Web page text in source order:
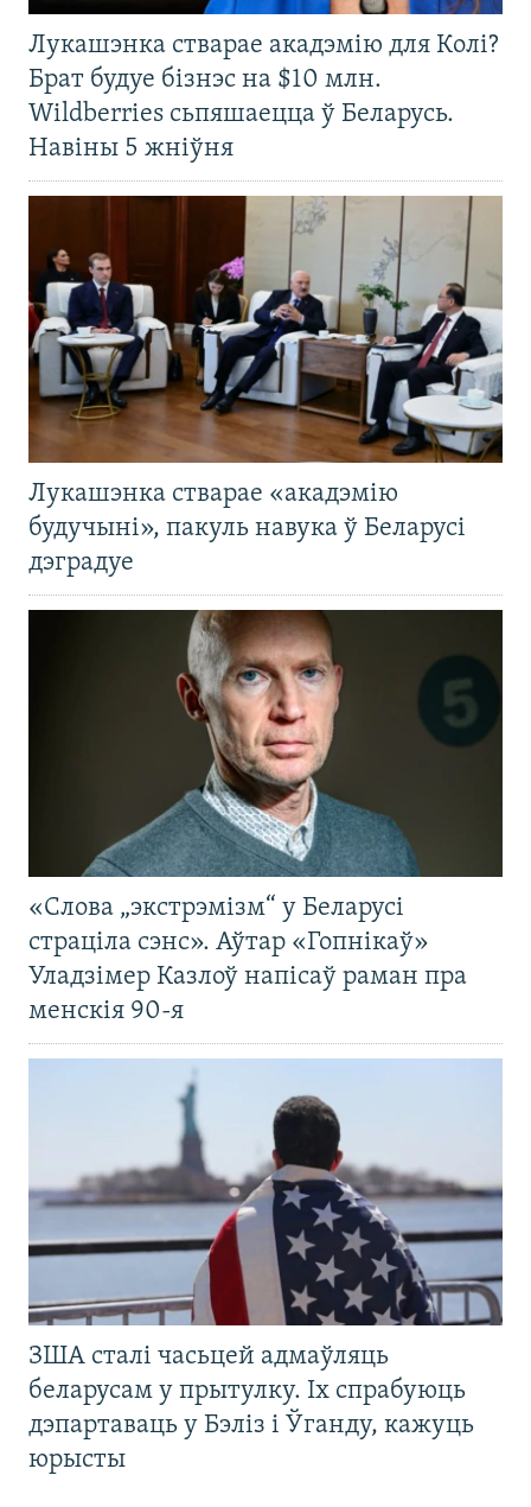
Лукашэнка стварае акадэмію для Колі?
Брат будуе бізнэс на $10 млн.
Wildberries сьпяшаецца ў Беларусь.
Навіны 5 жніўня
Лукашэнка стварае «акадэмію
будучыні», пакуль навука ў Беларусі
дэградуе
«Слова „экстрэмізм“ у Беларусі
страціла сэнс». Аўтар «Гопнікаў»
Уладзімер Казлоў напісаў раман пра
менскія 90-я
ЗША сталі часьцей адмаўляць
беларусам у прытулку. Іх спрабуюць
дэпартаваць у Бэліз і Ўганду, кажуць
юрысты